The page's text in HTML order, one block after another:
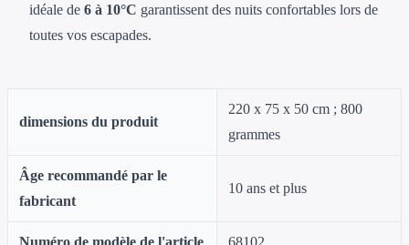
idéale de 6 à 10°C garantissent des nuits confortables lors de
toutes vos escapades.
dimensions du produit
‎220 x 75 x 50 cm ; 800
grammes
Âge recommandé par le
fabricant
‎10 ans et plus
Numéro de modèle de l'article ‎68102